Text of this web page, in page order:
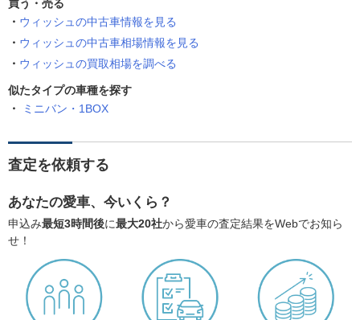
買う・売る
ウィッシュの中古車情報を見る
ウィッシュの中古車相場情報を見る
ウィッシュの買取相場を調べる
似たタイプの車種を探す
ミニバン・1BOX
査定を依頼する
あなたの愛車、今いくら？
申込み最短3時間後に最大20社から愛車の査定結果をWebでお知ら
せ！